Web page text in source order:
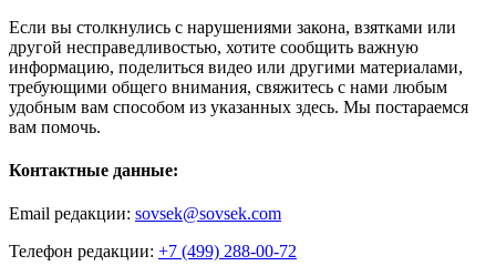
Если вы столкнулись с нарушениями закона, взятками или
другой несправедливостью, хотите сообщить важную
информацию, поделиться видео или другими материалами,
требующими общего внимания, свяжитесь с нами любым
удобным вам способом из указанных здесь. Мы постараемся
вам помочь.
Контактные данные:
Email редакции: sovsek@sovsek.com
Телефон редакции: +7 (499) 288-00-72